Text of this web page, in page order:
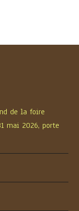
de la foire
mai 2026, porte